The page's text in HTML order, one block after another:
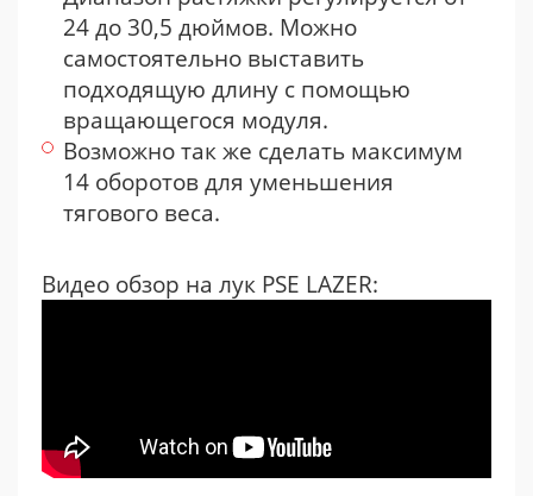
24 до 30,5 дюймов. Можно
самостоятельно выставить
подходящую длину с помощью
вращающегося модуля.
Возможно так же сделать максимум
14 оборотов для уменьшения
тягового веса.
Видео обзор на лук PSE LAZER: